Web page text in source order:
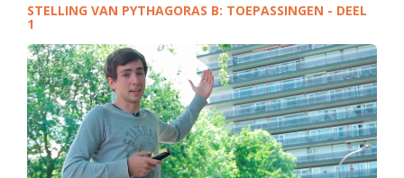
STELLING VAN PYTHAGORAS B: TOEPASSINGEN - DEEL
1